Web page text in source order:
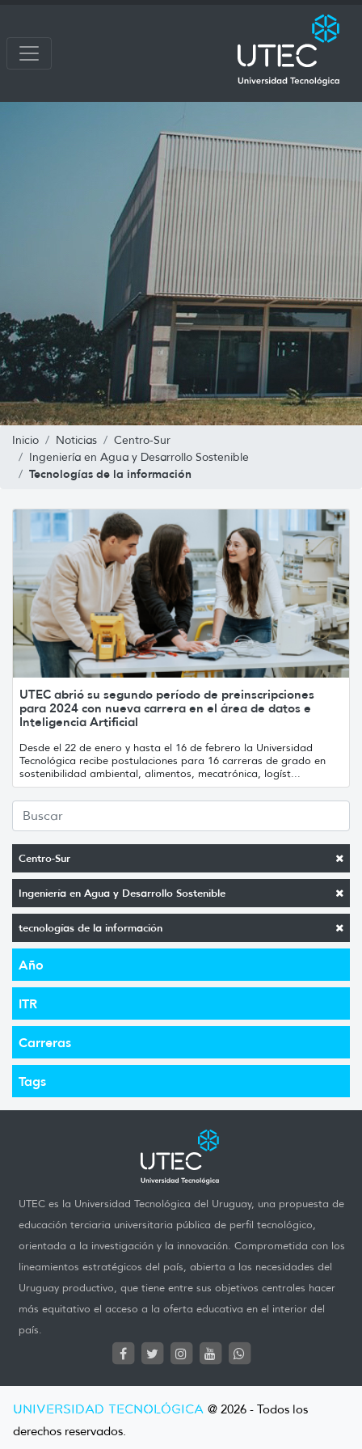
Inicio Noticias
Centro-Sur
Ingeniería en Agua y Desarrollo Sostenible
Tecnologías de la información
Centro-Sur
Ingeniería en Agua y Desarrollo Sostenible
tecnologías de la información
Año
ITR
Carreras
Tags
UTEC abrió su segundo período de preinscripciones
para 2024 con nueva carrera en el área de datos e
Inteligencia Artificial
Desde el 22 de enero y hasta el 16 de febrero la Universidad
Tecnológica recibe postulaciones para 16 carreras de grado en
sostenibilidad ambiental, alimentos, mecatrónica, logíst...
UTEC es la Universidad Tecnológica del Uruguay, una propuesta de
educación terciaria universitaria pública de perfil tecnológico,
orientada a la investigación y la innovación. Comprometida con los
lineamientos estratégicos del país, abierta a las necesidades del
Uruguay productivo, que tiene entre sus objetivos centrales hacer
más equitativo el acceso a la oferta educativa en el interior del
país.
UNIVERSIDAD TECNOLÓGICA @ 2026 - Todos los
derechos reservados.